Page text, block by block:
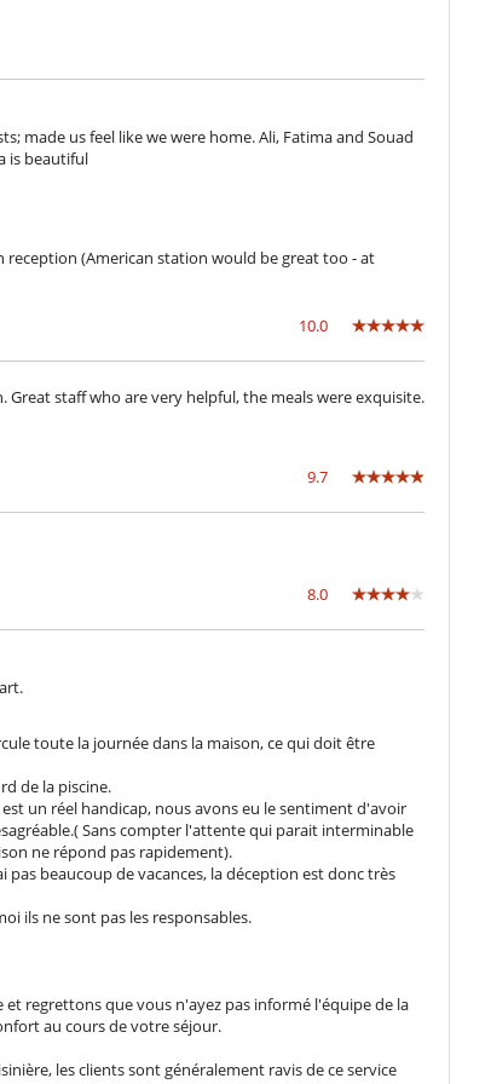
made us feel like we were home. Ali, Fatima and Souad
is beautiful
(American station would be great too - at
10.0
staff who are very helpful, the meals were exquisite.
9.7
8.0
toute la journée dans la maison, ce qui doit être
de la piscine.
un réel handicap, nous avons eu le sentiment d'avoir
Sans compter l'attente qui parait interminable
ne répond pas rapidement).
beaucoup de vacances, la déception est donc très
ils ne sont pas les responsables.
regrettons que vous n'ayez pas informé l'équipe de la
au cours de votre séjour.
les clients sont généralement ravis de ce service